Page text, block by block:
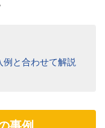
と合わせて解説